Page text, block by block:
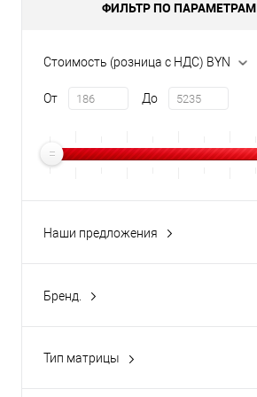
ФИЛЬТР ПО ПАРАМЕТРАМ
Стоимость (розница с НДС) BYN
От До
Наши предложения
Бренд.
Тип матрицы